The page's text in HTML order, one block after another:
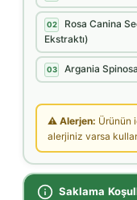
02
Rosa Canina
Ekstraktı)
03 Argania
⚠ Alerjen: Ürünün
alerjiniz varsa
Saklama